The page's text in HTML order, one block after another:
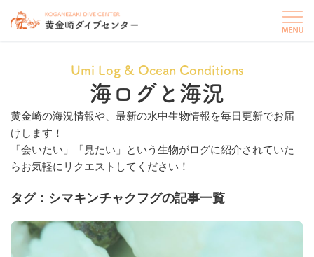
Umi Log & Ocean Conditions
海ログと海況
黄金崎の海況情報や、最新の水中生物情報を毎日更新でお届
けします！
「会いたい」「見たい」という生物がログに紹介されていた
らお気軽にリクエストしてください！
タグ：シマキンチャクフグの記事一覧